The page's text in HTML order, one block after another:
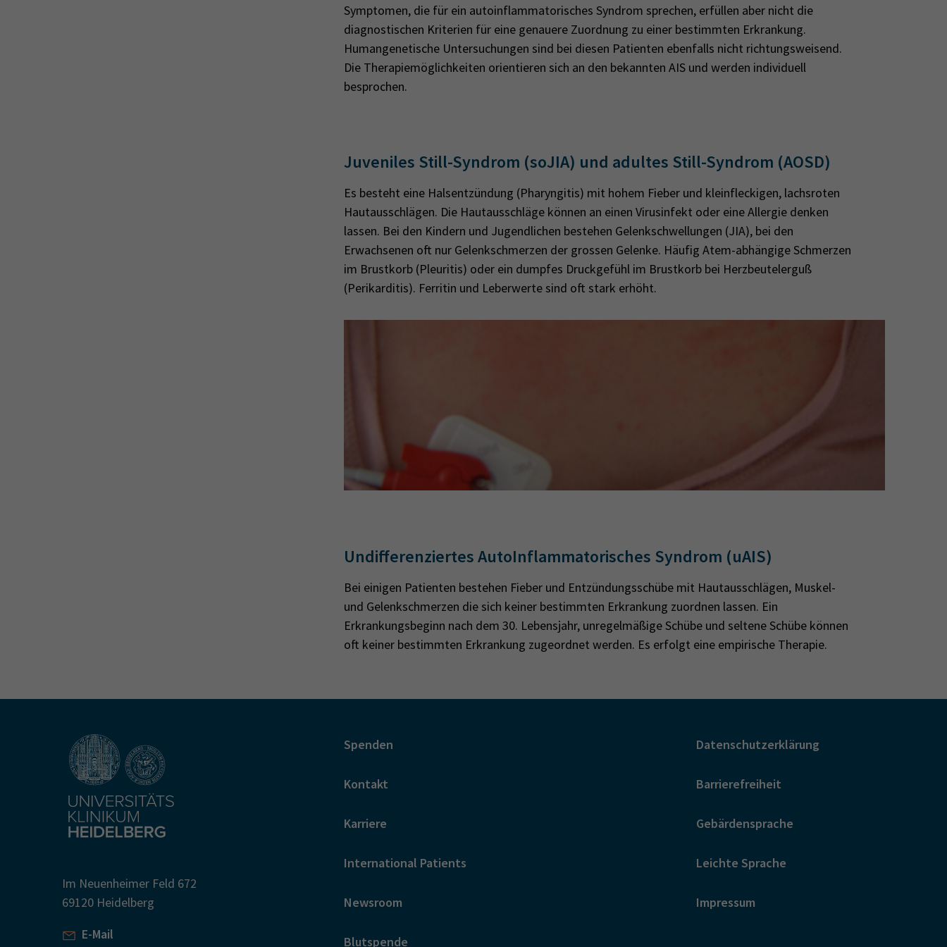
Symptomen, die für ein autoinflammatorisches Syndrom sprechen, erfüllen aber nicht die
diagnostischen Kriterien für eine genauere Zuordnung zu einer bestimmten Erkrankung.
Humangenetische Untersuchungen sind bei diesen Patienten ebenfalls nicht richtungsweisend.
Die Therapiemöglichkeiten orientieren sich an den bekannten AIS und werden individuell
besprochen.
Juveniles Still-Syndrom (soJIA) und adultes Still-Syndrom (AOSD)
Es besteht eine Halsentzündung (Pharyngitis) mit hohem Fieber und kleinfleckigen, lachsroten
Hautausschlägen. Die Hautausschläge können an einen Virusinfekt oder eine Allergie denken
lassen. Bei den Kindern und Jugendlichen bestehen Gelenkschwellungen (JIA), bei den
Erwachsenen oft nur Gelenkschmerzen der grossen Gelenke. Häufig Atem-abhängige Schmerzen
im Brustkorb (Pleuritis) oder ein dumpfes Druckgefühl im Brustkorb bei Herzbeutelerguß
(Perikarditis). Ferritin und Leberwerte sind oft stark erhöht.
Undifferenziertes AutoInflammatorisches Syndrom (uAIS)
Bei einigen Patienten bestehen Fieber und Entzündungsschübe mit Hautausschlägen, Muskel-
und Gelenkschmerzen die sich keiner bestimmten Erkrankung zuordnen lassen. Ein
Erkrankungsbeginn nach dem 30. Lebensjahr, unregelmäßige Schübe und seltene Schübe können
oft keiner bestimmten Erkrankung zugeordnet werden. Es erfolgt eine empirische Therapie.
Im Neuenheimer Feld 672
69120 Heidelberg
E-Mail
Spenden
Kontakt
Karriere
International Patients
Newsroom
Blutspende
Datenschutzerklärung
Barrierefreiheit
Gebärdensprache
Leichte Sprache
Impressum